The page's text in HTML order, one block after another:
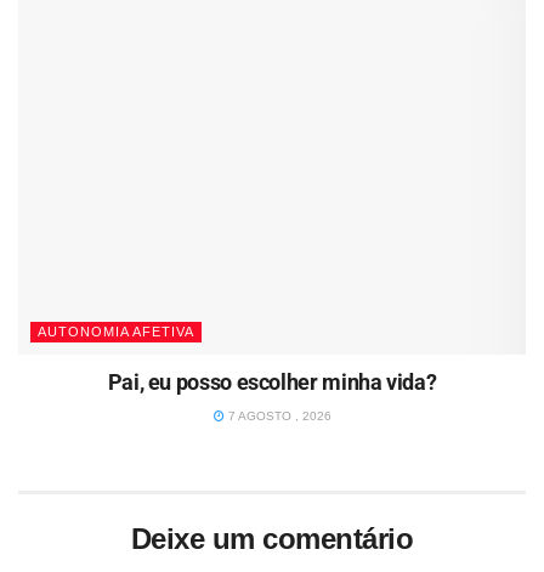
AUTONOMIA AFETIVA
Pai, eu posso escolher minha vida?
7 AGOSTO , 2026
Deixe um comentário